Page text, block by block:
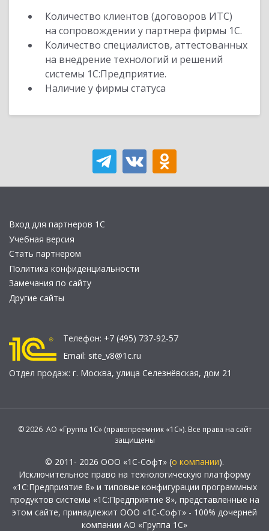
Количество клиентов (договоров ИТС)
на сопровождении у партнера фирмы 1С.
Количество специалистов, аттестованных
на внедрение технологий и решений
системы 1С:Предприятие.
Наличие у фирмы статуса
Вход для партнеров 1С
Учебная версия
Стать партнером
Политика конфиденциальности
Замечания по сайту
Другие сайты
Телефон: +7 (495) 737-92-57
Email: site_v8@1c.ru
Отдел продаж: г. Москва, улица Селезнёвская, дом 21
© 2026 АО «Группа 1С» (правопреемник «1С»). Все права на сайт
защищены
© 2011- 2026 ООО «1С-Софт» (о компании).
Исключительное право на технологическую платформу
«1С:Предприятие 8» и типовые конфигурации программных
продуктов системы «1С:Предприятие 8», представленные на
этом сайте, принадлежит ООО «1С-Софт» - 100% дочерней
компании АО «Группа 1С»